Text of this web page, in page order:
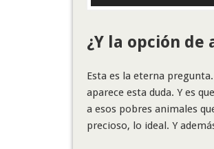
¿Y la opción de
Esta es la eterna
aparece esta duda. Y es
a esos pobres animales
precioso, lo ideal. Y